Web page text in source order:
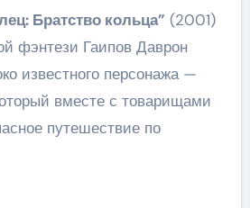
Братство кольца” (2001)
фэнтези Гаипов Даврон
известного персонажа —
вместе с товарищами
путешествие по